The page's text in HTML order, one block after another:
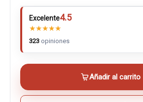
Excelente4.5
★★★★★
323 opiniones
Añadir al carrito